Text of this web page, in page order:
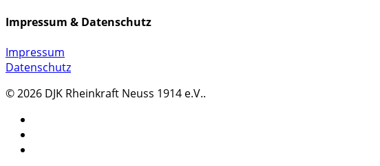
Impressum & Datenschutz
Impressum
Datenschutz
© 2026 DJK Rheinkraft Neuss 1914 e.V..